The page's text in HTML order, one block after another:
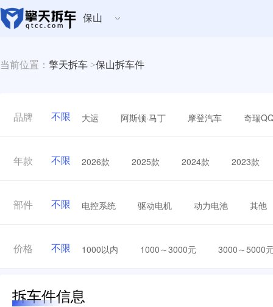
保山
当前位置： 擎天拆车 >保山拆车件
品牌 不限 大运 阿斯顿·马丁 摩登汽车 奇瑞
年款 不限 2026款 2025款 2024款 2023款
部件 不限 电控系统 驱动电机 动力电池 其他
价格 不限 1000以内 1000～3000元 3000～5000
拆车件信息